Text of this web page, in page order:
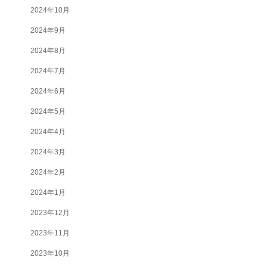
2024年10月
2024年9月
2024年8月
2024年7月
2024年6月
2024年5月
2024年4月
2024年3月
2024年2月
2024年1月
2023年12月
2023年11月
2023年10月